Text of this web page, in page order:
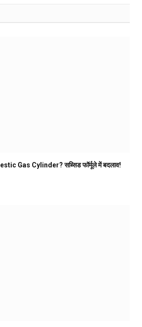
Gas Cylinder? सब्सिड फॉर्मूले में बदलाव!